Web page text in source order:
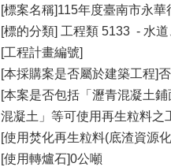
[標案名稱]115年度臺南市永
[標的分類] 工程類 5133 - 水
[工程計畫編號]
[本採購案是否屬於建築工程]
[本案是否包括「瀝青混凝土
混凝土」等可使用再生粒料之
[使用焚化再生粒料(底渣資源
[使用轉爐石]0公噸